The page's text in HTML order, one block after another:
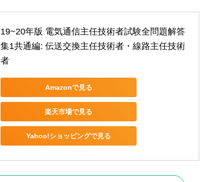
19~20年版 電気通信主任技術者試験全問題解答
集1共通編: 伝送交換主任技術者・線路主任技術
者
Amazonで見る
楽天市場で見る
Yahoo!ショッピングで見る